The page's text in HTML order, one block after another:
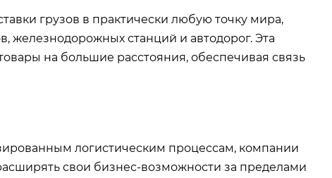
грузов в практически любую точку мира,
железнодорожных станций и автодорог. Эта
на большие расстояния, обеспечивая связь
логистическим процессам, компании
свои бизнес-возможности за пределами